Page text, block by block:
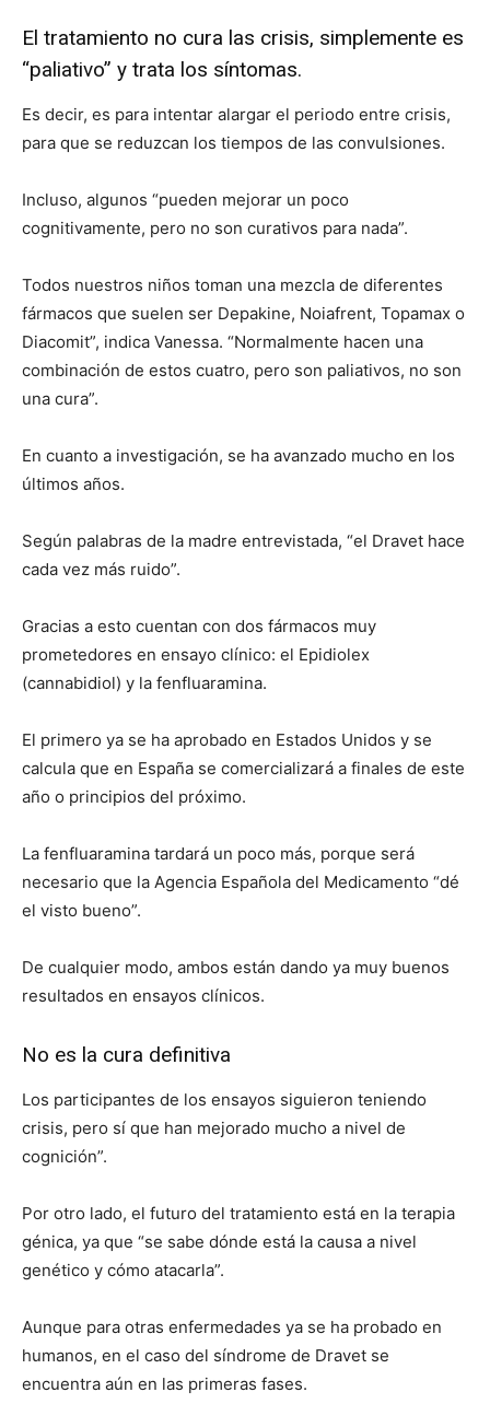
El tratamiento no cura las crisis, simplemente es
“paliativo” y trata los síntomas.
Es decir, es para intentar alargar el periodo entre crisis,
para que se reduzcan los tiempos de las convulsiones.
Incluso, algunos “pueden mejorar un poco
cognitivamente, pero no son curativos para nada”.
Todos nuestros niños toman una mezcla de diferentes
fármacos que suelen ser Depakine, Noiafrent, Topamax o
Diacomit”, indica Vanessa. “Normalmente hacen una
combinación de estos cuatro, pero son paliativos, no son
una cura”.
En cuanto a investigación, se ha avanzado mucho en los
últimos años.
Según palabras de la madre entrevistada, “el Dravet hace
cada vez más ruido”.
Gracias a esto cuentan con dos fármacos muy
prometedores en ensayo clínico: el Epidiolex
(cannabidiol) y la fenfluaramina.
El primero ya se ha aprobado en Estados Unidos y se
calcula que en España se comercializará a finales de este
año o principios del próximo.
La fenfluaramina tardará un poco más, porque será
necesario que la Agencia Española del Medicamento “dé
el visto bueno”.
De cualquier modo, ambos están dando ya muy buenos
resultados en ensayos clínicos.
No es la cura definitiva
Los participantes de los ensayos siguieron teniendo
crisis, pero sí que han mejorado mucho a nivel de
cognición”.
Por otro lado, el futuro del tratamiento está en la terapia
génica, ya que “se sabe dónde está la causa a nivel
genético y cómo atacarla”.
Aunque para otras enfermedades ya se ha probado en
humanos, en el caso del síndrome de Dravet se
encuentra aún en las primeras fases.